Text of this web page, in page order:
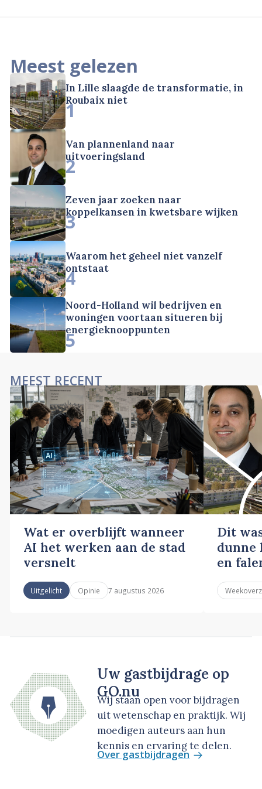
Meest gelezen
In Lille slaagde de transformatie, in
Roubaix niet
1
Van plannenland naar
uitvoeringsland
2
Zeven jaar zoeken naar
koppelkansen in kwetsbare wijken
3
Waarom het geheel niet vanzelf
ontstaat
4
Noord-Holland wil bedrijven en
woningen voortaan situeren bij
energieknooppunten
5
MEEST RECENT
Wat er overblijft wanneer
AI het werken aan de stad
versnelt
Uitgelicht Opinie 7 augustus 2026
Dit
dunne
en
Uw gastbijdrage op
GO.nu
Wij staan open voor bijdragen
uit wetenschap en praktijk. Wij
moedigen auteurs aan hun
kennis en ervaring te delen.
Over gastbijdragen